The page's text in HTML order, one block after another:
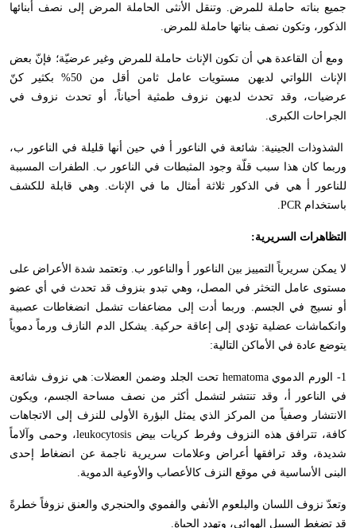
جميع بناته حاملة للمرض. وتنقل الأنثى الحاملة المرض إلى نصف أبنائها
الذكور، وتكون نصف بناتها حاملة للمرض.
ومع أن القاعدة هي أن تكون الإناث حاملة للمرض وغير عرضيّة؛ فإنّ بعض
الإناث اللواتي لديهن مستويات عامل ثامن أقل من 50% بكثير كنّ
عرضيات، وقد تحدث لديهن نزوف طمثية أحياناً، أو تحدث نزوف في
الجراحات الكبرى.
الشذوذات الجينية: شائعة في الناعور أ في حين أنها قليلة في الناعور ب،
وربما كان هذا سبب قلّة وجود المثبطات في الناعور ب. الطفرات المسببة
للناعور أ هي في الذكور ثلاثة أمثال ما في الإناث. وهي قابلة للكشف
باستخدامPCR
.
التظاهرات السريرية:
لا يمكن سريرياً التمييز بين الناعور أ والناعور ب. وتعتمد شدة الأعراض على
مستوى عامل التخثر في المصل، وهي تبدو بنزوف قد تحدث في أي عضو
أو نسيج في الجسم. وربما أدت إلى مضاعفات تشمل انضغاطات عصبية
وانكماشات عضلية تؤدي إلى إعاقة حركية. يشكل الدم النازف ورماً دموياً
يتوضع عادة في الأماكن التالية:
1- الورم الدموي hematoma تحت الجلد وضمن العضلات: هي نزوف شائعة
في الناعور أ، وقد تنتشر لتشمل أكثر من نصف مساحة الجسم، ويكون
الانتشار وصفياً من المركز الذي يمثل البؤرة الأولى للنزف إلى الاتجاهات
كافة، تترافق هذه النزوف وفرط كريات بيض leukocytosis، وحمى وآلاماً
شديدة، وقد ترافقها أعراض وعلامات سريرية ناجمة عن انضغاط إحدى
البنى الأساسية في موقع النزف كالأعصاب والأوعية الدموية.
وتعدّ نزوف اللسان والبلعوم الأنفي والفموي والحنجري والعنق نزوفاً خطرةً
قد تضغط السبيل الهوائي، وتهدد الحياة.